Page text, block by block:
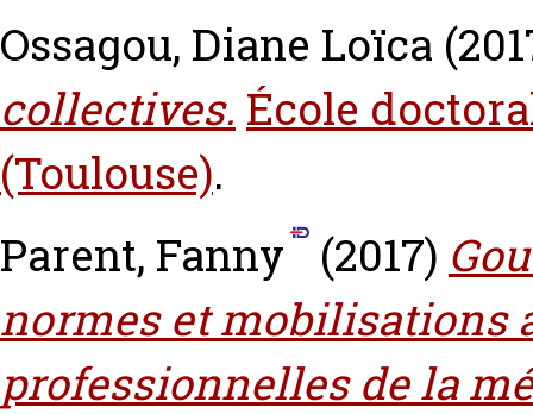
Ossagou, Diane Loïca
collectives. École
(Toulouse).
Parent, Fanny
(2017)
normes et mobilisations
professionnelles de la